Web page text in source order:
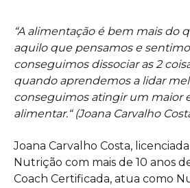
“A alimentação é bem mais do
aquilo que pensamos e
conseguimos dissociar as 2
quando aprendemos a lidar
conseguimos atingir um maior
alimentar.“ (Joana Carvalho
Joana Carvalho Costa,
Nutrição com mais de 10 anos
Coach Certificada, atua como